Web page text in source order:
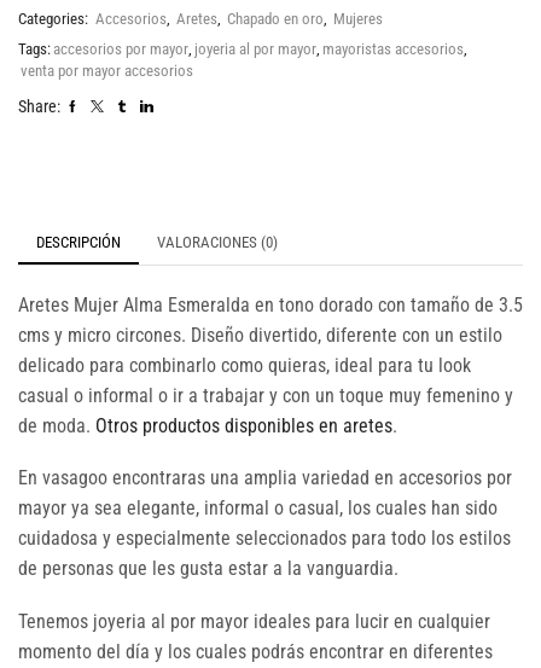
Categories: Accesorios Aretes Chapado en oro
Mujeres
Tags: accesorios por mayor joyeria al por mayor mayoristas accesorios
venta por mayor accesorios
Share:
DESCRIPCIÓN VALORACIONES (0)
Aretes Mujer Alma Esmeralda en tono dorado con tamaño de 3.5
cms y micro circones. Diseño divertido, diferente con un estilo
delicado para combinarlo como quieras, ideal para tu look
casual o informal o ir a trabajar y con un toque muy femenino y
de moda. Otros productos disponibles en aretes.
En vasagoo encontraras una amplia variedad en accesorios por
mayor ya sea elegante, informal o casual, los cuales han sido
cuidadosa y especialmente seleccionados para todo los estilos
de personas que les gusta estar a la vanguardia.
Tenemos joyeria al por mayor ideales para lucir en cualquier
momento del día y los cuales podrás encontrar en diferentes